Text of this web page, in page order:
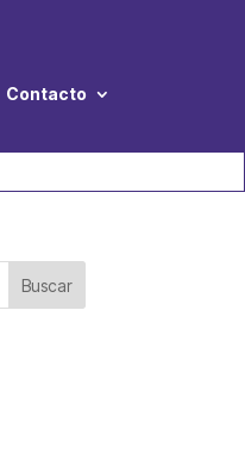
Contacto
Buscar